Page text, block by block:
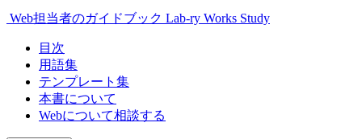
Web担当者のガイドブック Lab-ry Works Study
目次
用語集
テンプレート集
本書について
Webについて相談する